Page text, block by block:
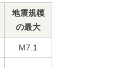
地震規模
の最大
M7.1